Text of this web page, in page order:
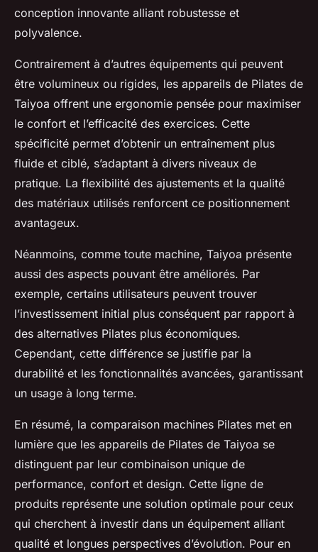
conception innovante alliant robustesse et
polyvalence.
Contrairement à d’autres équipements qui peuvent
être volumineux ou rigides, les appareils de Pilates de
Taiyoa offrent une ergonomie pensée pour maximiser
le confort et l’efficacité des exercices. Cette
spécificité permet d’obtenir un entraînement plus
fluide et ciblé, s’adaptant à divers niveaux de
pratique. La flexibilité des ajustements et la qualité
des matériaux utilisés renforcent ce positionnement
avantageux.
Néanmoins, comme toute machine, Taiyoa présente
aussi des aspects pouvant être améliorés. Par
exemple, certains utilisateurs peuvent trouver
l’investissement initial plus conséquent par rapport à
des alternatives Pilates plus économiques.
Cependant, cette différence se justifie par la
durabilité et les fonctionnalités avancées, garantissant
un usage à long terme.
En résumé, la comparaison machines Pilates met en
lumière que les appareils de Pilates de Taiyoa se
distinguent par leur combinaison unique de
performance, confort et design. Cette ligne de
produits représente une solution optimale pour ceux
qui cherchent à investir dans un équipement alliant
qualité et longues perspectives d’évolution. Pour en